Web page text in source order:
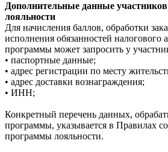
Дополнительные данные
лояльности
Для начисления баллов, обработки
исполнения обязанностей налогового
программы может запросить у
• паспортные данные;
• адрес регистрации по месту
• адрес доставки вознаграждения;
• ИНН;
Конкретный перечень данных,
программы, указывается в Правилах
программы лояльности.